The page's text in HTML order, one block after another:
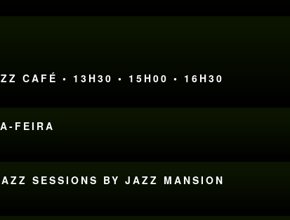
CAFÉ • 13H30 • 15H00 • 16H30
FEIRA
SESSIONS BY JAZZ MANSION